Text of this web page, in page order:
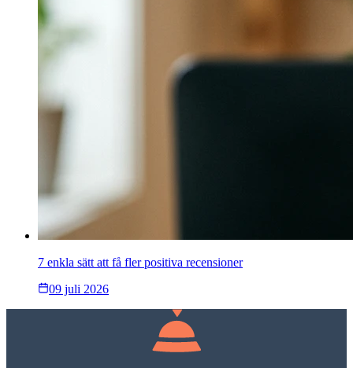
7 enkla sätt att få fler positiva recensioner
09 juli 2026